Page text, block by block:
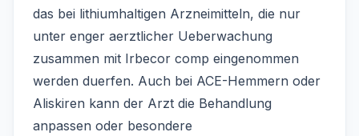
das bei lithiumhaltigen Arzneimitteln, die nur
unter enger aerztlicher Ueberwachung
zusammen mit Irbecor comp eingenommen
werden duerfen. Auch bei ACE-Hemmern oder
Aliskiren kann der Arzt die Behandlung
anpassen oder besondere